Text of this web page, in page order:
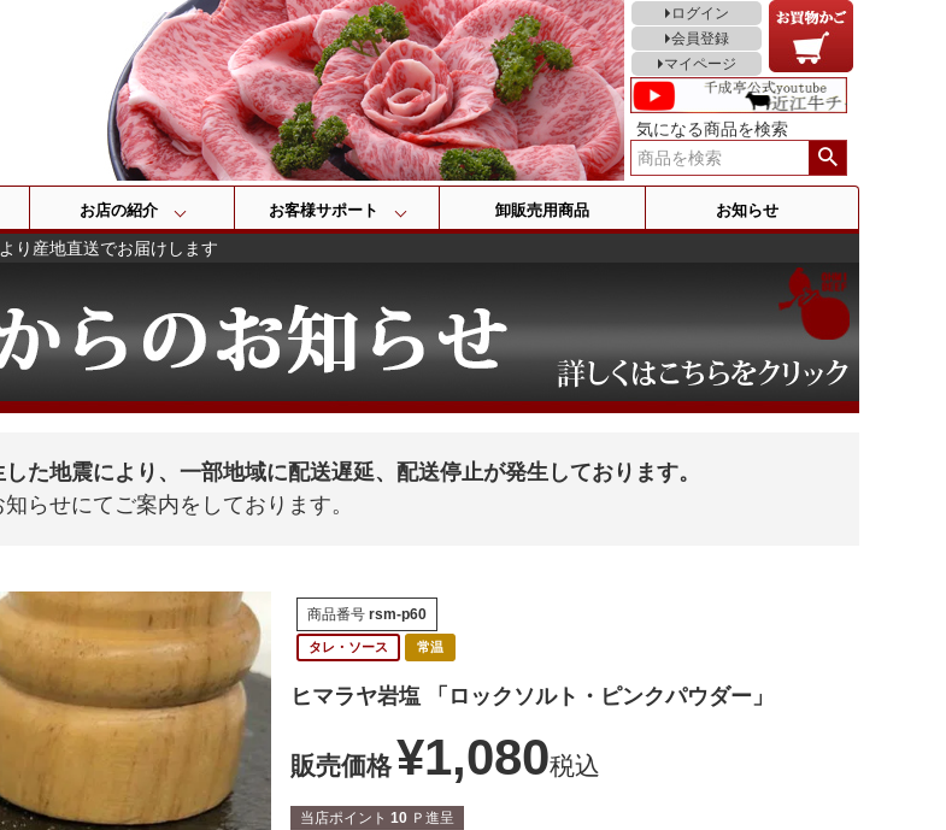
ログイン
会員登録
マイページ
気になる商品を検索
検索
お店の紹介 お客様サポート 卸販売用商品 お知らせ
り産地直送でお届けします
た地震により、一部地域に配送遅延、配送停止が発生しております。
らせにてご案内をしております。
商品番号 rsm-p60
タレ・ソース 常温
ヒマラヤ岩塩 「ロックソルト・ピンクパウダー」
販売価格¥1,080税込
当店ポイント 10 Ｐ進呈